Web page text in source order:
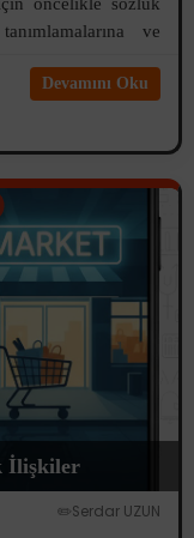
ve
Devamını Oku
İlişkiler
✏️Serdar UZUN